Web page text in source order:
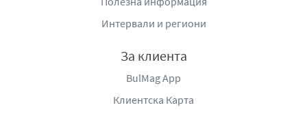
идеален избор за любителите на качествената и
вкусна храна, която носи не само удовлетворение, но и
Едросмлени лютеници Дерони съхраняват магията и
очарованието на домашната българска кухня.
Прекрасно съчетание от зеленчуци, отгледани в
Интервали и региони
За клиента
BulMag App
Клиентска Карта